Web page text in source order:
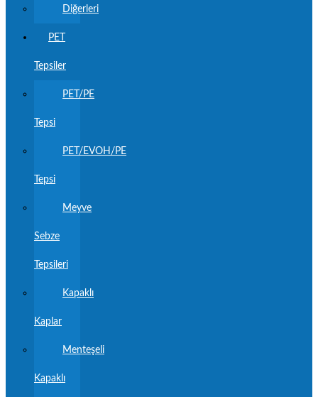
Diğerleri
PET
Tepsiler
PET/PE
Tepsi
PET/EVOH/PE
Tepsi
Meyve
Sebze
Tepsileri
Kapaklı
Kaplar
Menteşeli
Kapaklı